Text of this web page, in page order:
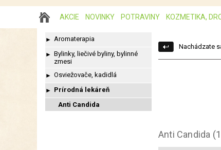
AKCIE NOVINKY POTRAVINY KOZMETIKA,
► Aromaterapia
► Bylinky, liečivé byliny, bylinné
zmesi
► Osviežovače, kadidlá
► Prírodná lekáreň
Anti Candida
Nachádzate
Anti Candida